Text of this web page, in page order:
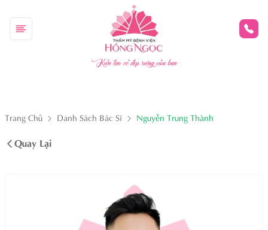
Kiến tạo vẻ đẹp riêng của bạn
Trang Chủ Danh Sách Bác Sĩ Nguyễn Trung Thành
Quay Lại